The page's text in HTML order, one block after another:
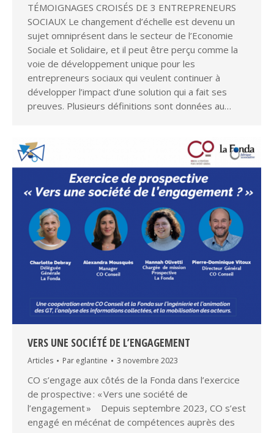
TÉMOIGNAGES CROISÉS DE 3 ENTREPRENEURS
SOCIAUX​ Le changement d’échelle est devenu un
sujet omniprésent dans le secteur de l’Economie
Sociale et Solidaire, et il peut être perçu comme la
voie de développement unique pour les
entrepreneurs sociaux qui veulent continuer à
développer l’impact d’une solution qui a fait ses
preuves. Plusieurs définitions sont données au…
VERS UNE SOCIÉTÉ DE L’ENGAGEMENT
Articles Par eglantine 3 novembre 2023
CO s’engage aux côtés de la Fonda dans l’exercice
de prospective : « Vers une société de
l’engagement » Depuis septembre 2023, CO s’est
engagé en mécénat de compétences auprès des